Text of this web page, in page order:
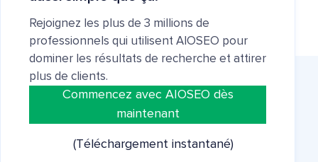
Rejoignez les plus de 3 millions de
professionnels qui utilisent AIOSEO pour
dominer les résultats de recherche et attirer
plus de clients.
Commencez avec AIOSEO dès
maintenant
(Téléchargement instantané)